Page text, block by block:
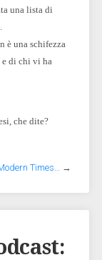
una lista di
è una schifezza
e di chi vi ha
che dite?
Times… →